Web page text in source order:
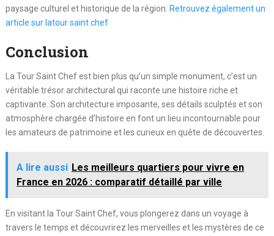
paysage culturel et historique de la région. Retrouvez également un
article sur latour saint chef
Conclusion
La Tour Saint Chef est bien plus qu’un simple monument, c’est un
véritable trésor architectural qui raconte une histoire riche et
captivante. Son architecture imposante, ses détails sculptés et son
atmosphère chargée d’histoire en font un lieu incontournable pour
les amateurs de patrimoine et les curieux en quête de découvertes.
A lire aussi Les meilleurs quartiers pour vivre en
France en 2026 : comparatif détaillé par ville
En visitant la Tour Saint Chef, vous plongerez dans un voyage à
travers le temps et découvrirez les merveilles et les mystères de ce